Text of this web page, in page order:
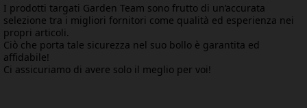
I prodotti targati Garden Team sono frutto di un’accurata
selezione tra i migliori fornitori come qualità ed esperienza nei
propri articoli.
Ciò che porta tale sicurezza nel suo bollo è garantita ed
affidabile!
Ci assicuriamo di avere solo il meglio per voi!